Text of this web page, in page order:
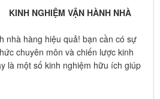
KINH NGHIỆM VẬN HÀNH NHÀ
nhà hàng hiệu quả! bạn cần có sự
chuyên môn và chiến lược kinh
là một số kinh nghiệm hữu ích giúp